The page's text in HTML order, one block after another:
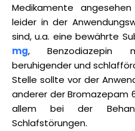
Medikamente
leider in der
sind, u.a. eine bewährte
mg, Benzodiazepin
beruhigender und
Stelle sollte vor der
anderer der Bromazepam
allem bei der
Schlafstörungen.